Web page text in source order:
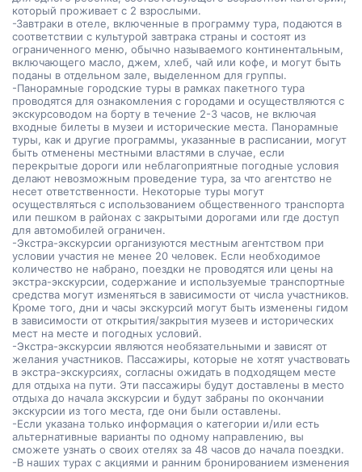
который проживает с 2 взрослыми.
-Завтраки в отеле, включенные в программу тура, подаются в
соответствии с культурой завтрака страны и состоят из
ограниченного меню, обычно называемого континентальным,
включающего масло, джем, хлеб, чай или кофе, и могут быть
поданы в отдельном зале, выделенном для группы.
-Панорамные городские туры в рамках пакетного тура
проводятся для ознакомления с городами и осуществляются с
экскурсоводом на борту в течение 2-3 часов, не включая
входные билеты в музеи и исторические места. Панорамные
туры, как и другие программы, указанные в расписании, могут
быть отменены местными властями в случае, если
перекрытые дороги или неблагоприятные погодные условия
делают невозможным проведение тура, за что агентство не
несет ответственности. Некоторые туры могут
осуществляться с использованием общественного транспорта
или пешком в районах с закрытыми дорогами или где доступ
для автомобилей ограничен.
-Экстра-экскурсии организуются местным агентством при
условии участия не менее 20 человек. Если необходимое
количество не набрано, поездки не проводятся или цены на
экстра-экскурсии, содержание и используемые транспортные
средства могут изменяться в зависимости от числа участников.
Кроме того, дни и часы экскурсий могут быть изменены гидом
в зависимости от открытия/закрытия музеев и исторических
мест на месте и погодных условий.
-Экстра-экскурсии являются необязательными и зависят от
желания участников. Пассажиры, которые не хотят участвовать
в экстра-экскурсиях, согласны ожидать в подходящем месте
для отдыха на пути. Эти пассажиры будут доставлены в место
отдыха до начала экскурсии и будут забраны по окончании
экскурсии из того места, где они были оставлены.
-Если указана только информация о категории и/или есть
альтернативные варианты по одному направлению, вы
сможете узнать о своих отелях за 48 часов до начала поездки.
-В наших турах с акциями и ранним бронированием изменения